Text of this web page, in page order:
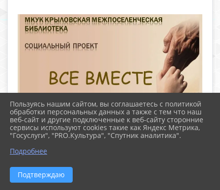
Пользуясь нашим сайтом, вы соглашаетесь с политикой
обработки персональных данных а также с тем что наш
веб-сайт и другие подключенные к веб-сайту сторонние
сервисы используют cookies такие как Яндекс Метрика,
"Госуслуги", "PRO.Культура", "Спутник аналитика".
Подробнее
Подтверждаю